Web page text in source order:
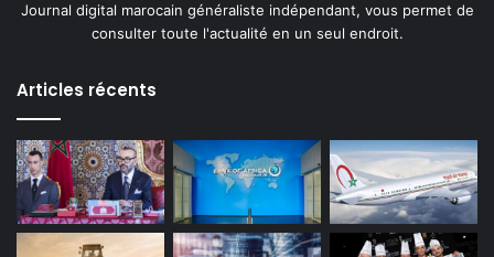
Journal digital marocain généraliste indépendant, vous permet de
consulter toute l'actualité en un seul endroit.
Articles récents